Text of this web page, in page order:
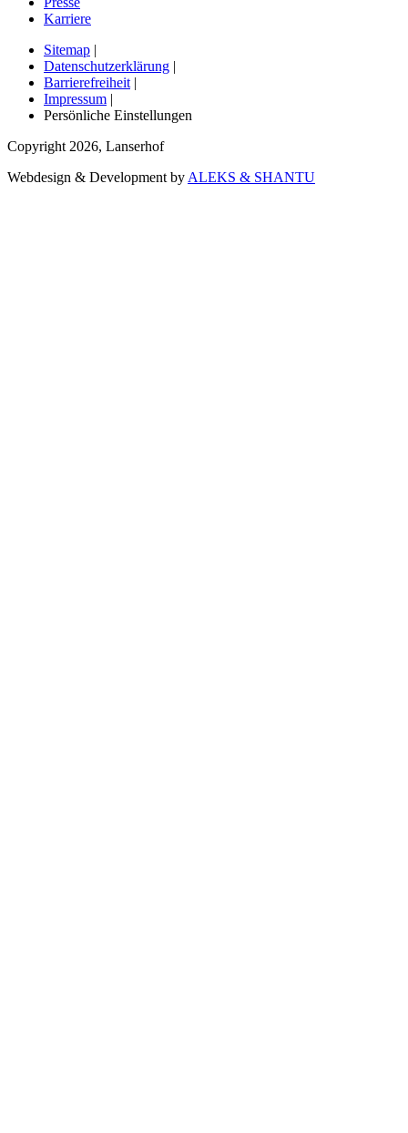
Karriere
Sitemap |
Datenschutzerklärung |
Barrierefreiheit |
Impressum |
Persönliche Einstellungen
Copyright 2026, Lanserhof
Webdesign & Development by ALEKS & SHANTU